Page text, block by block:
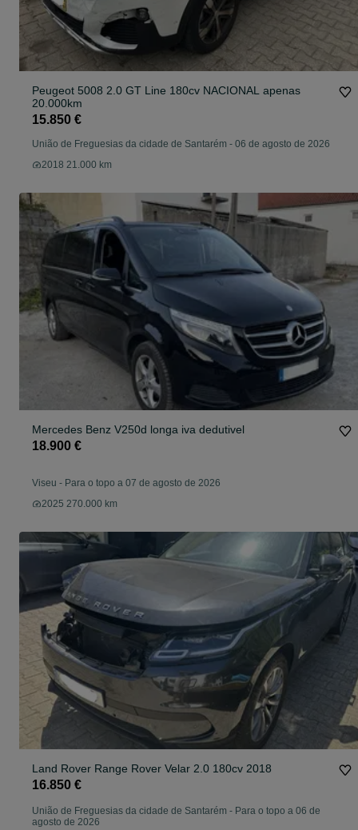
Peugeot 5008 2.0 GT Line 180cv NACIONAL apenas
20.000km
15.850 €
União de Freguesias da cidade de Santarém - 06 de agosto de 2026
2018 21.000 km
Mercedes Benz V250d longa iva dedutivel
18.900 €
Viseu - Para o topo a 07 de agosto de 2026
2025 270.000 km
Land Rover Range Rover Velar 2.0 180cv 2018
16.850 €
União de Freguesias da cidade de Santarém - Para o topo a 06 de
agosto de 2026